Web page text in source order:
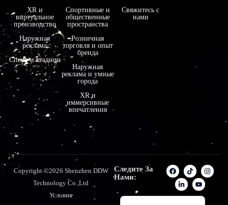
XR и
виртуальное
производство
Наружная
реклама
Спорт и стадион
Спортивные и
общественные
пространства
Розничная
торговля и опыт
бренда
Наружная
реклама и умные
города
XR и
иммерсивные
впечатления
Свяжитесь с
нами
Copyright ©2026 Shenzhen DDW
Technology Co.,Ltd
Условия
Следите За
Нами:
English
العربية
हिन्दी